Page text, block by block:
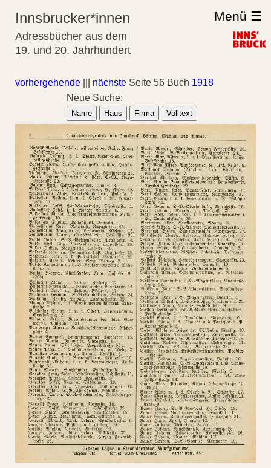
Innsbrucker*innen
Adressbücher aus dem
19. und 20. Jahrhundert
Menü ☰
vorhergehende nächste Seite 56 Buch 1918
Neue Suche:
Name Haus Firma Volltext